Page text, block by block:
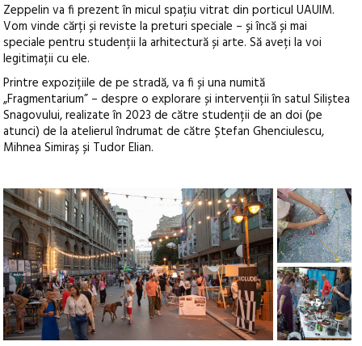
Zeppelin va fi prezent în micul spațiu vitrat din porticul UAUIM.
Vom vinde cărți și reviste la preturi speciale – și încă și mai
speciale pentru studenții la arhitectură și arte. Să aveți la voi
legitimații cu ele.
Printre expozițiile de pe stradă, va fi și una numită
„Fragmentarium” – despre o explorare și intervenții în satul Siliștea
Snagovului, realizate în 2023 de către studenții de an doi (pe
atunci) de la atelierul îndrumat de către Ștefan Ghenciulescu,
Mihnea Simiraș și Tudor Elian.
+5